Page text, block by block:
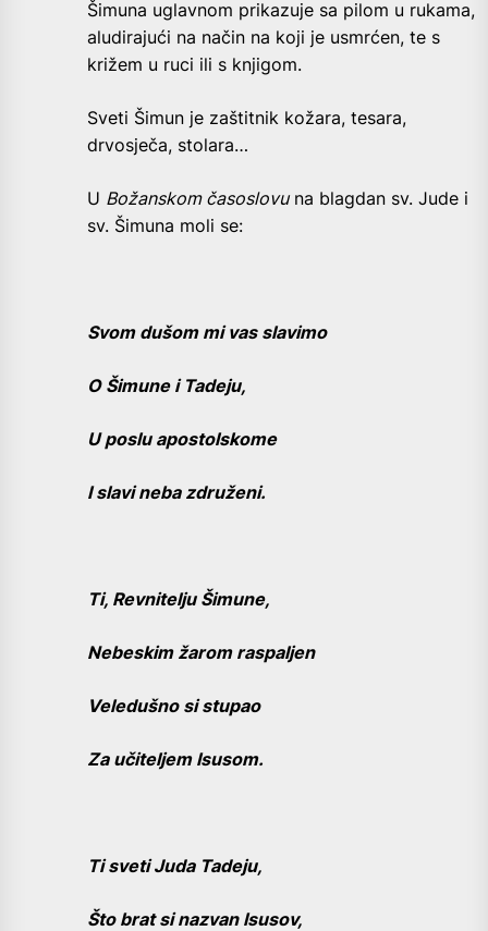
Šimuna uglavnom prikazuje sa pilom u rukama,
aludirajući na način na koji je usmrćen, te s
križem u ruci ili s knjigom.
Sveti Šimun je zaštitnik kožara, tesara,
drvosječa, stolara…
U Božanskom časoslovuna blagdan sv. Jude i
sv. Šimuna moli se:
Svom dušom mi vas slavimo
O Šimune i Tadeju,
U poslu apostolskome
I slavi neba združeni.
Ti, Revnitelju Šimune,
Nebeskim žarom raspaljen
Veledušno si stupao
Za učiteljem Isusom.
Ti sveti Juda Tadeju,
Što brat si nazvan Isusov,